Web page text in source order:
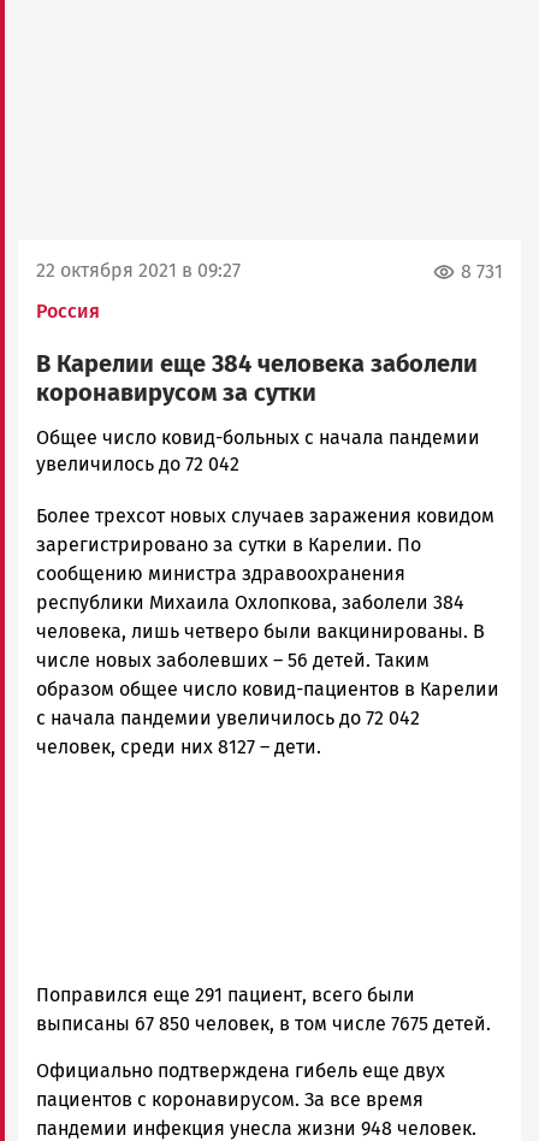
22 октября 2021 в 09:27
Россия
8 731
В Карелии еще 384 человека заболели
коронавирусом за сутки
Ольга
Гаврилова
Петрозаводска
и
Карелии
|
Петрозаводск
Общее число ковид-больных с начала пандемии
увеличилось до 72 042
Более трехсот новых случаев заражения ковидом
зарегистрировано за сутки в Карелии. По
сообщению министра здравоохранения
республики Михаила Охлопкова, заболели 384
человека, лишь четверо были вакцинированы. В
числе новых заболевших – 56 детей. Таким
образом общее число ковид-пациентов в Карелии
с начала пандемии увеличилось до 72 042
человек, среди них 8127 – дети.
Поправился еще 291 пациент, всего были
выписаны 67 850 человек, в том числе 7675 детей.
Официально подтверждена гибель еще двух
пациентов с коронавирусом. За все время
пандемии инфекция унесла жизни 948 человек.